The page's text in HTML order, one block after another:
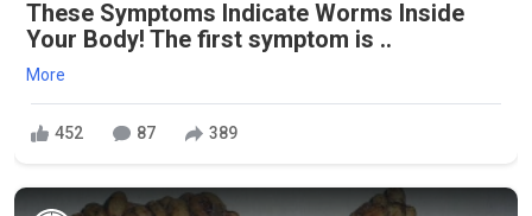
These Symptoms Indicate Worms Inside
Your Body! The first symptom is ..
More
452 87 389